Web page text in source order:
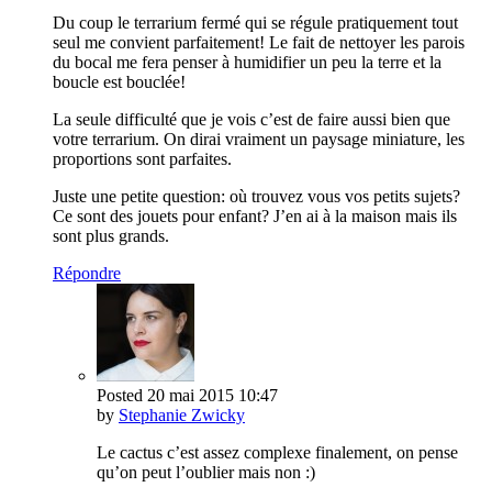
Du coup le terrarium fermé qui se régule pratiquement tout
seul me convient parfaitement! Le fait de nettoyer les parois
du bocal me fera penser à humidifier un peu la terre et la
boucle est bouclée!
La seule difficulté que je vois c’est de faire aussi bien que
votre terrarium. On dirai vraiment un paysage miniature, les
proportions sont parfaites.
Juste une petite question: où trouvez vous vos petits sujets?
Ce sont des jouets pour enfant? J’en ai à la maison mais ils
sont plus grands.
Répondre
Posted 20 mai 2015 10:47
by Stephanie Zwicky
Le cactus c’est assez complexe finalement, on pense
qu’on peut l’oublier mais non :)